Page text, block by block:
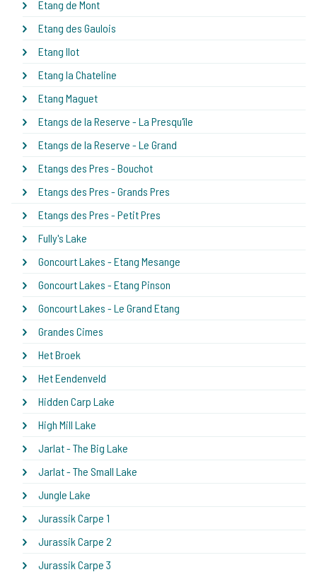
Etang de Mont
Etang des Gaulois
Etang Ilot
Etang la Chateline
Etang Maguet
Etangs de la Reserve - La Presqu'île
Etangs de la Reserve - Le Grand
Etangs des Pres - Bouchot
Etangs des Pres - Grands Pres
Etangs des Pres - Petit Pres
Fully's Lake
Goncourt Lakes - Etang Mesange
Goncourt Lakes - Etang Pinson
Goncourt Lakes - Le Grand Etang
Grandes Cimes
Het Broek
Het Eendenveld
Hidden Carp Lake
High Mill Lake
Jarlat - The Big Lake
Jarlat - The Small Lake
Jungle Lake
Jurassik Carpe 1
Jurassik Carpe 2
Jurassik Carpe 3